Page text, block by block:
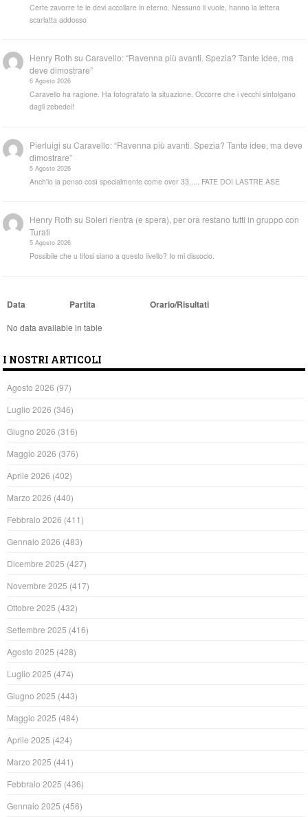
Certe zavorre te le devi accollare in eterno. Nessuno li vuole, hanno la lettera
scarlatta addosso
Henry Roth suCaravello: “Ravenna più avanti. Spezia? Tante idee, ma
deve dimostrare”
6 Agosto 2026
Caravello ha ragione. Ha fotografato la situazione. Occorre che i vecchi sintolgano
dagli zebedei!
Pierluigi suCaravello: “Ravenna più avanti. Spezia? Tante idee, ma deve
dimostrare”
5 Agosto 2026
Anch'io la penso così specialmente come over 33..... FATE DOI LASTRE ASE
Henry Roth suSoleri rientra (e spera), per ora restano tutti in gruppo con
Turati
5 Agosto 2026
Possibile che u tifosi siano a questo livello? Io mi dissocio.
Data Partita Orario/Risultati
No data available in table
I NOSTRI ARTICOLI
Agosto 2026 (97)
Luglio 2026 (346)
Giugno 2026 (316)
Maggio 2026 (376)
Aprile 2026 (402)
Marzo 2026 (440)
Febbraio 2026 (411)
Gennaio 2026 (483)
Dicembre 2025 (427)
Novembre 2025 (417)
Ottobre 2025 (432)
Settembre 2025 (416)
Agosto 2025 (428)
Luglio 2025 (474)
Giugno 2025 (443)
Maggio 2025 (484)
Aprile 2025 (424)
Marzo 2025 (441)
Febbraio 2025 (436)
Gennaio 2025 (456)